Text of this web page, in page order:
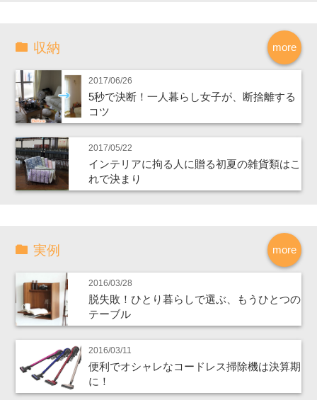
more
収納
2017/06/26
5秒で決断！一人暮らし女子が、断捨離する
コツ
2017/05/22
インテリアに拘る人に贈る初夏の雑貨類はこ
れで決まり
more
実例
2016/03/28
脱失敗！ひとり暮らしで選ぶ、もうひとつの
テーブル
2016/03/11
便利でオシャレなコードレス掃除機は決算期
に！